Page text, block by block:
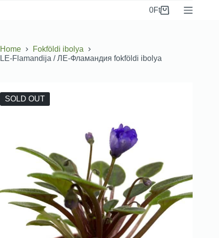
0Ft
Home
Fokföldi ibolya
LE-Flamandija / ЛЕ-Фламандия fokföldi ibolya
SOLD OUT